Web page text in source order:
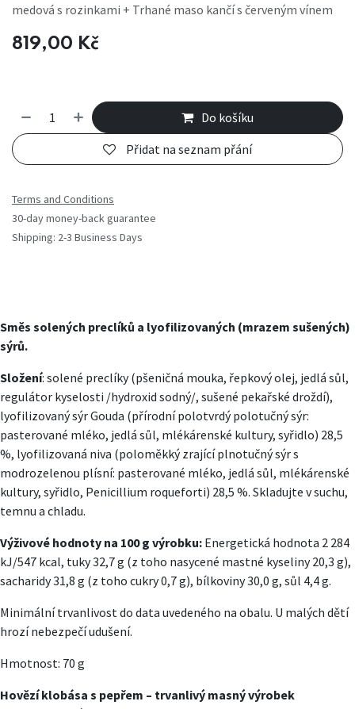
medová s rozinkami + Trhané maso kančí s červeným vínem
819,00 Kč
Do košíku
Přidat na seznam přání
Terms and Conditions
30-day money-back guarantee
Shipping: 2-3 Business Days
Směs solených preclíků a lyofilizovaných (mrazem sušených)
sýrů.
Složení: solené preclíky (pšeničná mouka, řepkový olej, jedlá sůl,
regulátor kyselosti /hydroxid sodný/, sušené pekařské droždí),
lyofilizovaný sýr Gouda (přírodní polotvrdý polotučný sýr:
pasterované mléko, jedlá sůl, mlékárenské kultury, syřidlo) 28,5
%, lyofilizovaná niva (poloměkký zrající plnotučný sýr s
modrozelenou plísní: pasterované mléko, jedlá sůl, mlékárenské
kultury, syřidlo, Penicillium roqueforti) 28,5 %. Skladujte v suchu,
temnu a chladu.
Výživové hodnoty na 100 g výrobku: Energetická hodnota 2 284
kJ/547 kcal, tuky 32,7 g (z toho nasycené mastné kyseliny 20,3 g),
sacharidy 31,8 g (z toho cukry 0,7 g), bílkoviny 30,0 g, sůl 4,4 g.
Minimální trvanlivost do data uvedeného na obalu. U malých dětí
hrozí nebezpečí udušení.
Hmotnost: 70 g
Hovězí klobása s pepřem – trvanlivý masný výrobek